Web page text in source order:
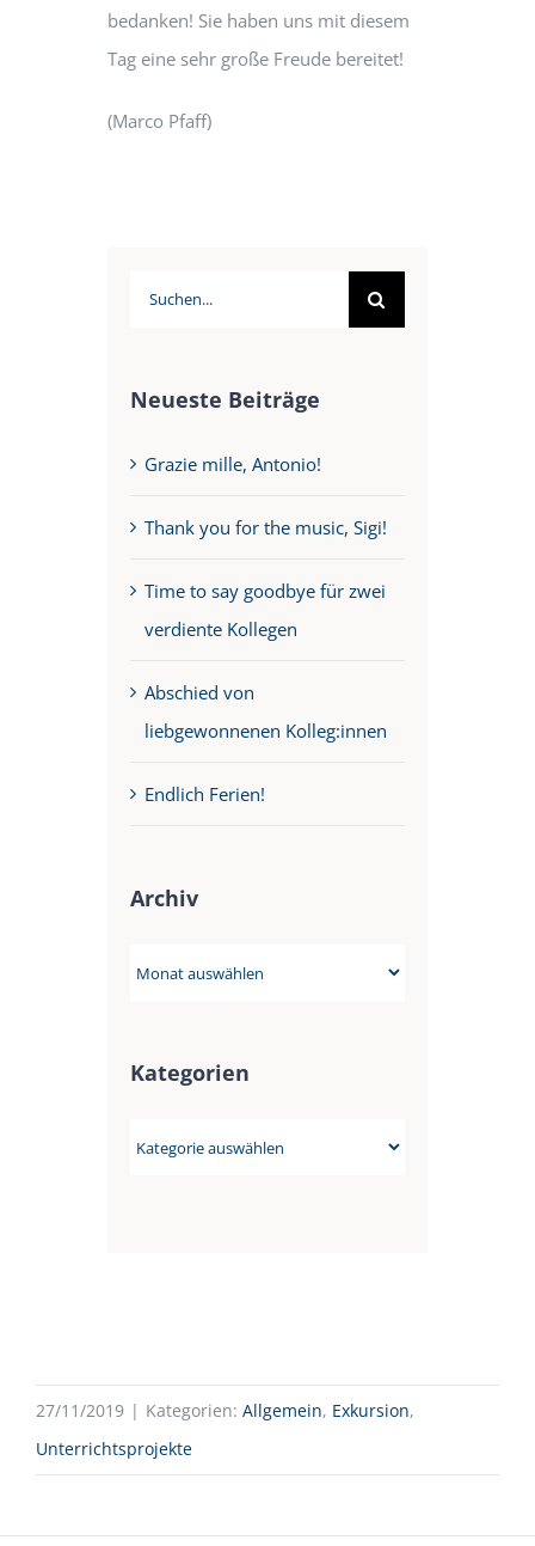
bedanken! Sie haben uns mit diesem
Tag eine sehr große Freude bereitet!
(Marco Pfaff)
Suche
Neueste Beiträge
Grazie mille, Antonio!
Thank you for the music, Sigi!
Time to say goodbye für zwei
verdiente Kollegen
Abschied von
liebgewonnenen Kolleg:innen
Endlich Ferien!
Archiv
Archiv
Kategorien
Kategorien
27/11/2019 | Kategorien: Allgemein, Exkursion,
Unterrichtsprojekte